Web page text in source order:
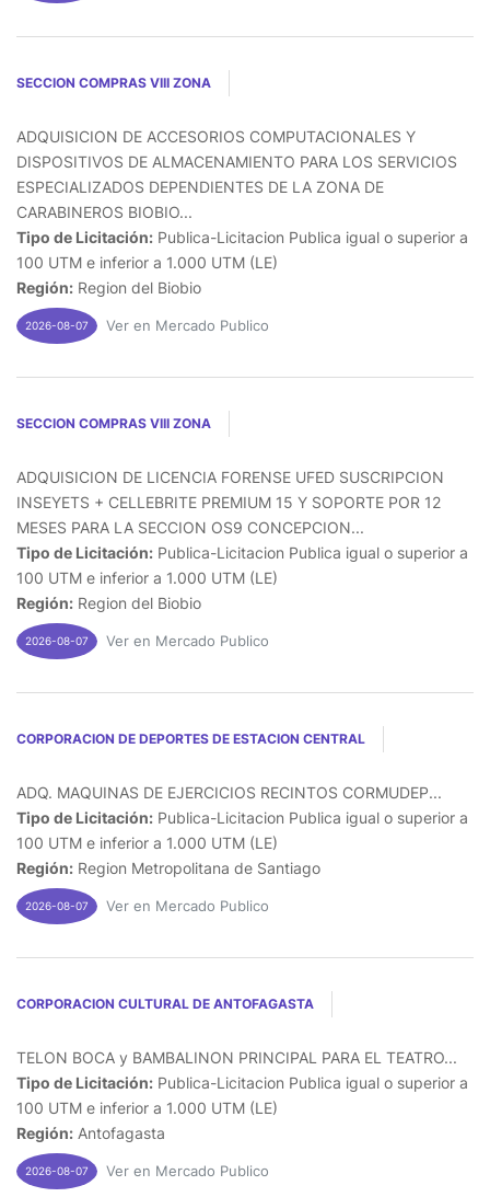
SECCION COMPRAS VIII ZONA
ADQUISICION DE ACCESORIOS COMPUTACIONALES Y
DISPOSITIVOS DE ALMACENAMIENTO PARA LOS SERVICIOS
ESPECIALIZADOS DEPENDIENTES DE LA ZONA DE
CARABINEROS BIOBIO...
Tipo de Licitación: Publica-Licitacion Publica igual o superior a
100 UTM e inferior a 1.000 UTM (LE)
Región: Region del Biobio
2026-08-07 Ver en Mercado Publico
SECCION COMPRAS VIII ZONA
ADQUISICION DE LICENCIA FORENSE UFED SUSCRIPCION
INSEYETS + CELLEBRITE PREMIUM 15 Y SOPORTE POR 12
MESES PARA LA SECCION OS9 CONCEPCION...
Tipo de Licitación: Publica-Licitacion Publica igual o superior a
100 UTM e inferior a 1.000 UTM (LE)
Región: Region del Biobio
2026-08-07 Ver en Mercado Publico
CORPORACION DE DEPORTES DE ESTACION CENTRAL
ADQ. MAQUINAS DE EJERCICIOS RECINTOS CORMUDEP...
Tipo de Licitación: Publica-Licitacion Publica igual o superior a
100 UTM e inferior a 1.000 UTM (LE)
Región: Region Metropolitana de Santiago
2026-08-07 Ver en Mercado Publico
CORPORACION CULTURAL DE ANTOFAGASTA
TELON BOCA y BAMBALINON PRINCIPAL PARA EL TEATRO...
Tipo de Licitación: Publica-Licitacion Publica igual o superior a
100 UTM e inferior a 1.000 UTM (LE)
Región: Antofagasta
2026-08-07 Ver en Mercado Publico